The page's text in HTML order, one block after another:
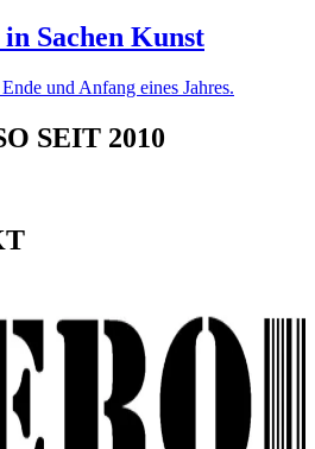
Sachen Kunst
und Anfang eines Jahres.
SEIT 2010